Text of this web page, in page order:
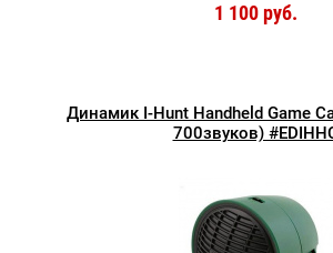
1 100 руб.
Динамик I-Hunt Handheld Game
700звуков)